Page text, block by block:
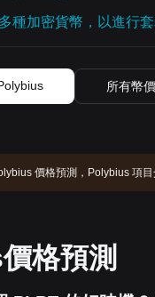
種加密貨幣，以進行套
所有幣價
價格預測，Polybius 項
格預測